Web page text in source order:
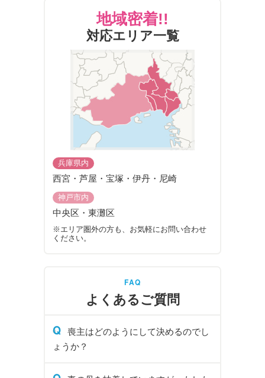
地域密着!!
対応エリア一覧
兵庫県内
西宮・芦屋・宝塚・伊丹・尼崎
神戸市内
中央区・東灘区
※エリア圏外の方も、お気軽にお問い合わせ
ください。
FAQ
よくあるご質問
Q
喪主はどのようにして決めるのでし
ょうか？